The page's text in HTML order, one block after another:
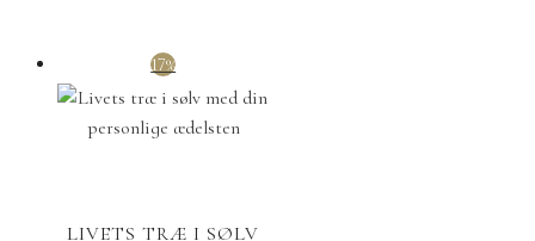
17%
LIVETS TRÆ I SØLV